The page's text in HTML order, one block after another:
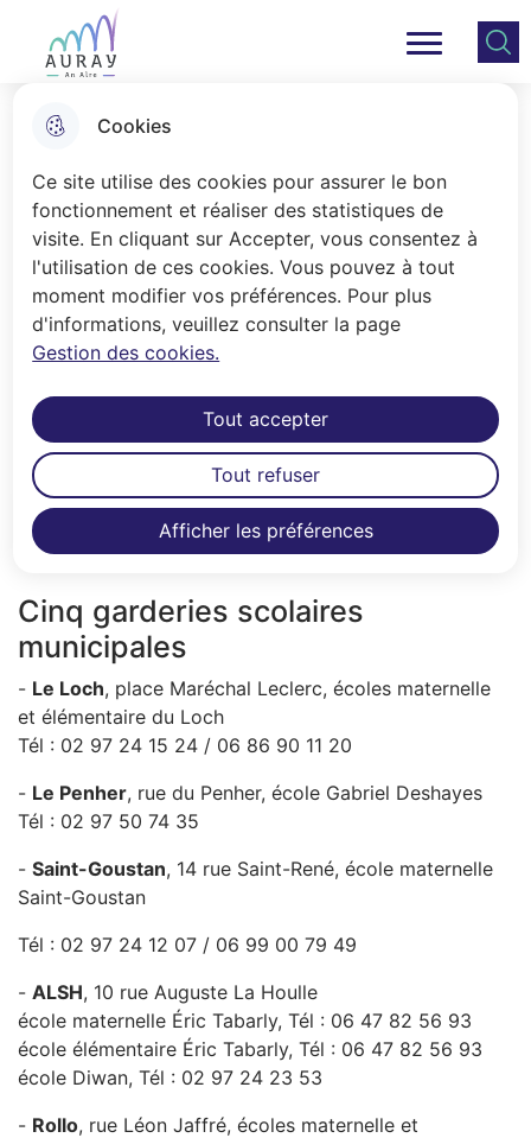
Cookies
Ce site utilise des cookies pour assurer le bon
fonctionnement et réaliser des statistiques de
visite. En cliquant sur Accepter, vous consentez à
l'utilisation de ces cookies. Vous pouvez à tout
moment modifier vos préférences. Pour plus
d'informations, veuillez consulter la page
Gestion des cookies.
Afficher les préférences
Tout accepter
Tout refuser
Aller
au
menu
Consulter
le plan
Ville Auray Menu principal
Accueil
Dans chaque école maternelle et
élémentaire publique, les enfants
peuvent être accueillis avant et après
la classe.
Sommaire
Cinq garderies scolaires
municipales
- Le Loch, place Maréchal Leclerc, écoles maternelle
et élémentaire du Loch
Tél : 02 97 24 15 24 / 06 86 90 11 20
- Le Penher, rue du Penher, école Gabriel Deshayes
Tél : 02 97 50 74 35
- Saint-Goustan, 14 rue Saint-René, école maternelle
Saint-Goustan
Tél : 02 97 24 12 07 / 06 99 00 79 49
- ALSH, 10 rue Auguste La Houlle
école maternelle Éric Tabarly, Tél : 06 47 82 56 93
école élémentaire Éric Tabarly, Tél : 06 47 82 56 93
école Diwan, Tél : 02 97 24 23 53
- Rollo, rue Léon Jaffré, écoles maternelle et